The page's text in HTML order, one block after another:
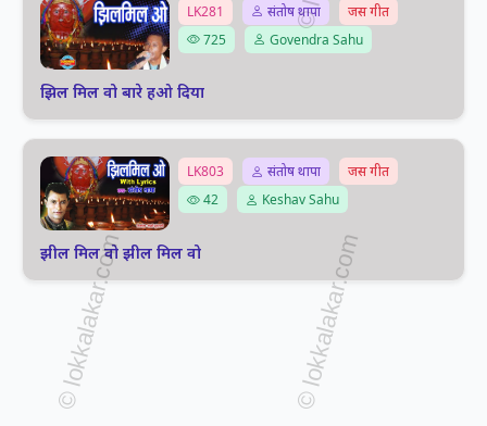
LK281 संतोष थापा
जस गीत
725
Govendra Sahu
झिल मिल वो बारे हओ दिया
LK803 संतोष थापा
जस गीत
42
Keshav Sahu
झील मिल वो झील मिल वो